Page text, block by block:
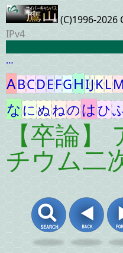
(C)1996-
IPv4
…
ABCDEFGHIJ KLM
な に ぬ ねのは ひ
【卒論
チウム二